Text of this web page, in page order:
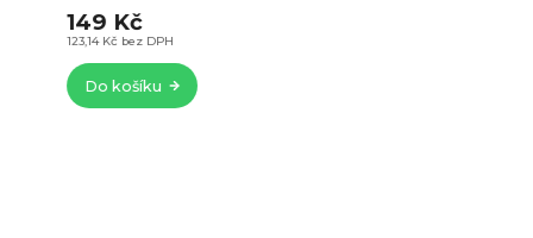
123,14 Kč bez DPH
149 Kč
Do košíku